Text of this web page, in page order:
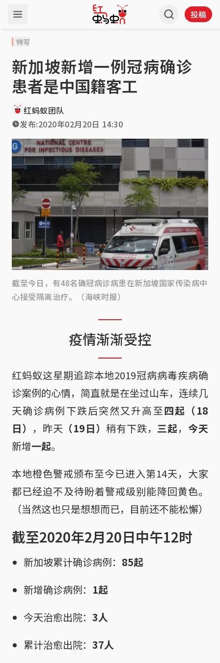
投稿
特写
新加坡新增一例冠病确诊
患者是中国籍客工
红蚂蚁团队
发布:2020年02月20日 14:30
截至今日，有48名确冠病诊病患在新加坡国家传染病中
心接受隔离治疗。（海峡时报）
疫情渐渐受控
红蚂蚁这星期追踪本地2019冠病病毒疾病确
诊案例的心情，简直就是在坐过山车，连续几
天确诊病例下跌后突然又升高至四起（18
日） ，昨天 （19日） 稍有下跌， 三起，今天
新增一起。
本地橙色警戒颁布至今已进入第14天，大家
都已经迫不及待盼着警戒级别能降回黄色。
（当然这也只是想想而已，目前还不能松懈）
截至2020年2月20日中午12时
新加坡累计确诊病例： 85起
新增确诊病例： 1起
今天治愈出院： 3人
累计治愈出院： 37人